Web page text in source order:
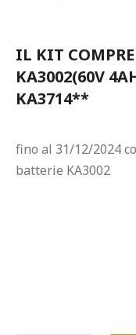
IL KIT
KA3002(60V
KA3714**
fino al 31/12/2024
batterie KA3002